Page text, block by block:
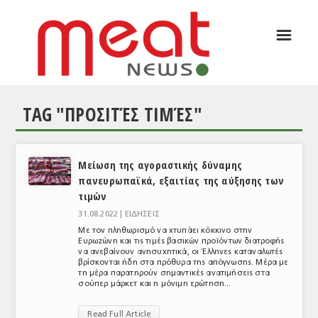
ΕΙΔΗΣΕΙΣ
ΘΕΜΑΤΑ
ΕΥΡΩΠΑΪΚΕΣ ΑΠΟΦΑΣΕΙΣ
☰
TAG "ΠΡΟΣΙΤΈΣ ΤΙΜΈΣ"
Μείωση της αγοραστικής δύναμης
πανευρωπαϊκά, εξαιτίας της αύξησης των
τιμών
31.08.2022 |
ΕΙΔΗΣΕΙΣ
Με τον πληθωρισμό να χτυπάει κόκκινο στην
Ευρωζώνη και τις τιμές βασικών προϊόντων διατροφής
να ανεβαίνουν ανησυχητικά, οι Έλληνες καταναλωτές
βρίσκονται ήδη στα πρόθυρα της απόγνωσης. Μέρα με
τη μέρα παρατηρούν σημαντικές ανατιμήσεις στα
σούπερ μάρκετ και η μόνιμη ερώτηση...
Read Full Article